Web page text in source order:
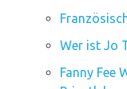
Wer ist Jo
Fanny Fee